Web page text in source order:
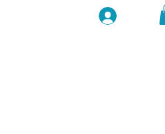
Σύνδεση